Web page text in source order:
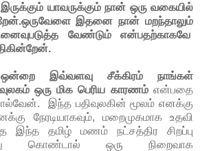
இருக்கும் யாவருக்கும் நான் ஒரு வகையில்
இதனை நான் மறந்தாலும்
வேண்டும் என்பதற்காகவே
இவ்வளவு சீக்கிரம் நாங்கள்
ஒரு மிக பெரிய காரணம்என்பதை
இந்த பதிவுலகின் மூலம் எனக்கு
நேரடியாகவும், மறைமுகமாக உதவி
இந்த தமிழ் மணம் நட்சத்திர சிறப்பு
கொண்டால் ஒரு நிறைவாக